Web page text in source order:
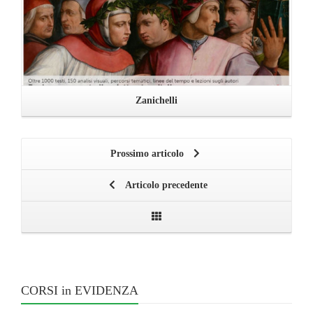
Zanichelli
Prossimo articolo
Articolo precedente
CORSI in EVIDENZA